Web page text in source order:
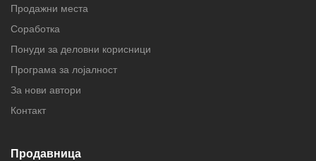
Продажни места
Соработка
Понуди за деловни корисници
Програма за лојалност
За нови автори
Контакт
Продавница